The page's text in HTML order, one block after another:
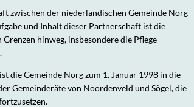
zwischen der niederländischen Gemeinde Norg
und Inhalt dieser Partnerschaft ist die
hinweg, insbesondere die Pflege
die Gemeinde Norg zum 1. Januar 1998 in die
Gemeinderäte von Noordenveld und Sögel, die